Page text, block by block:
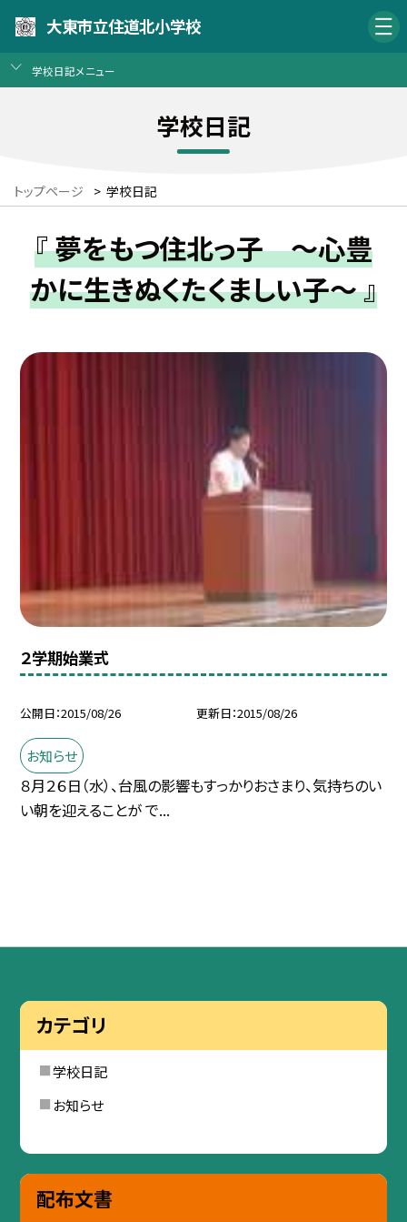
大東市立住道北小学校
学校日記メニュー
学校日記
トップページ > 学校日記
『 夢をもつ住北っ子 〜心豊
かに生きぬくたくましい子〜 』
２学期始業式
公開日 2015/08/26 更新日 2015/08/26
お知らせ
８月２６日（水）、台風の影響もすっかりおさまり、気持ちのい
い朝を迎えることが で...
カテゴリ
学校日記
お知らせ
配布文書